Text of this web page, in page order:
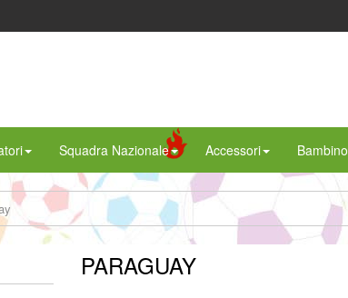
Squadra Nazionale Accessori Bambino
PARAGUAY